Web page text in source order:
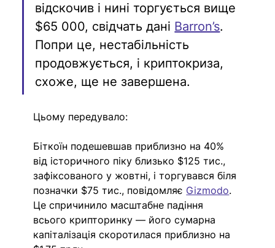
відскочив і нині торгується вище
$65 000, свідчать дані Barron’s.
Попри це, нестабільність
продовжується, і криптокриза,
схоже, ще не завершена.
Цьому передувало:
Біткоїн подешевшав приблизно на 40%
від історичного піку близько $125 тис.,
зафіксованого у жовтні, і торгувався біля
позначки $75 тис., повідомляє Gizmodo.
Це спричинило масштабне падіння
всього крипторинку — його сумарна
капіталізація скоротилася приблизно на